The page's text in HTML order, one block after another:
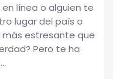
línea o alguien te
lugar del país o
estresante que
Pero te ha